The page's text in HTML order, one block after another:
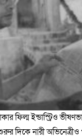
ফিল্ম ইন্ডাস্ট্রিও
দিকে নারী